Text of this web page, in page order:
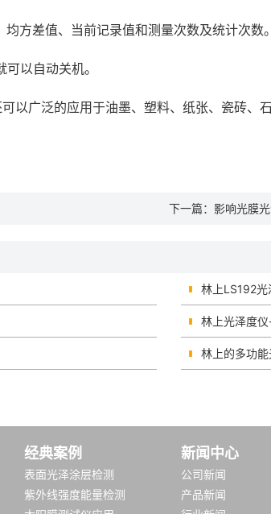
方差值、当前记录值和测量次数及统计次数。
以自动关机。
以广泛的应用于油墨、塑料、纸张、瓷砖
下一篇： 影响光膜
林上LS192
林上光泽度
林上的多功
经典案例
表面光泽涂层检测
紫外线强度能量检测
新闻中心
公司新闻
产品新闻